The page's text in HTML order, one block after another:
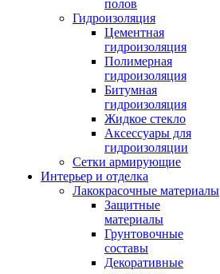
полов
Гидроизоляция
Цементная
гидроизоляция
Полимерная
гидроизоляция
Битумная
гидроизоляция
Жидкое стекло
Аксессуары для
гидроизоляции
Сетки армирующие
Интерьер и отделка
Лакокрасочные материалы
Защитные
материалы
Грунтовочные
составы
Декоративные